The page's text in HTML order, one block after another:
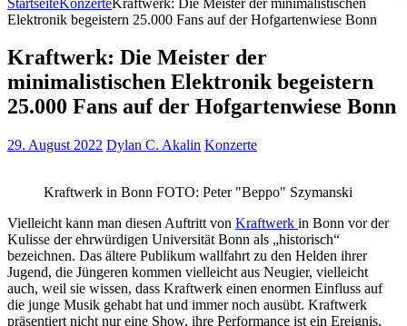
Elektronik begeistern 25.000 Fans auf der Hofgartenwiese Bonn
Kraftwerk: Die Meister der
minimalistischen Elektronik begeistern
25.000 Fans auf der Hofgartenwiese Bonn
29. August 2022 Dylan C. Akalin Konzerte
Kraftwerk in Bonn FOTO: Peter "Beppo" Szymanski
Vielleicht kann man diesen Auftritt von Kraftwerk in Bonn vor der
Kulisse der ehrwürdigen Universität Bonn als „historisch“
bezeichnen. Das ältere Publikum wallfahrt zu den Helden ihrer
Jugend, die Jüngeren kommen vielleicht aus Neugier, vielleicht
auch, weil sie wissen, dass Kraftwerk einen enormen Einfluss auf
die junge Musik gehabt hat und immer noch ausübt. Kraftwerk
präsentiert nicht nur eine Show, ihre Performance ist ein Ereignis,